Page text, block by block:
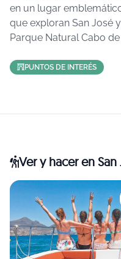
en un lugar
que exploran San José
Parque Natural Cabo de
PUNTOS DE INTERÉS
Ver y haceren San